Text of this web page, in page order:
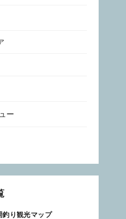
ー
釣り観光マップ